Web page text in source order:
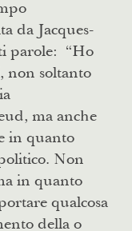
da Jacques-
parole: “Ho
non soltanto
ma anche
in quanto
Non
in quanto
qualcosa
della o